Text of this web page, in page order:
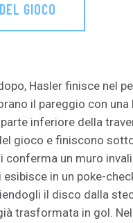
GIOCO
Hasler finisce nel
il pareggio con una
inferiore della
gioco e finiscono
conferma un muro
esibisce in un poke-
il disco dalla
trasformata in gol.